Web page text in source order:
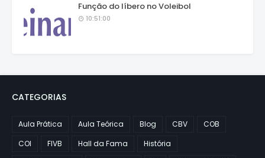
Função do líbero no Voleibol
10:51:00
CATEGORIAS
Aula Prática Aula Teórica Blog CBV
COB
COI
FIVB Hall da Fama
História